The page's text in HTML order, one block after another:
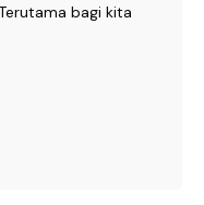
bagi kita